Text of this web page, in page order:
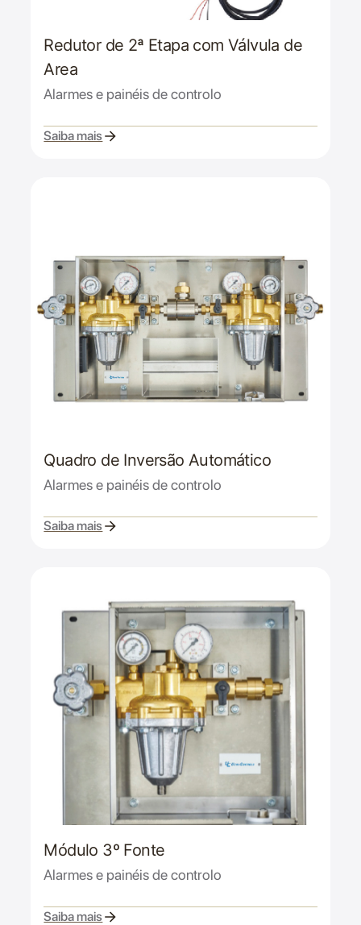
Redutor de 2ª Etapa com Válvula de
Area
Alarmes e painéis de controlo
Saiba mais
Quadro de Inversão Automático
Alarmes e painéis de controlo
Saiba mais
Módulo 3º Fonte
Alarmes e painéis de controlo
Saiba mais